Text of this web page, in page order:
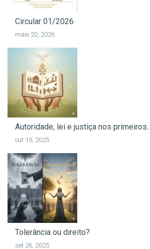
Circular 01/2026
maio 20, 2026
Autoridade, lei e justiça nos primeiros..
out 15, 2025
Tolerância ou direito?
set 26, 2025